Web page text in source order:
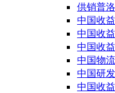
供销普
中国收
中国收
中国收
中国物
中国研
中国收